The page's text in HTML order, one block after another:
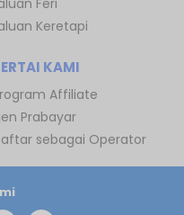
Keretapi
KAMI
Affiliate
Prabayar
sebagai Operator